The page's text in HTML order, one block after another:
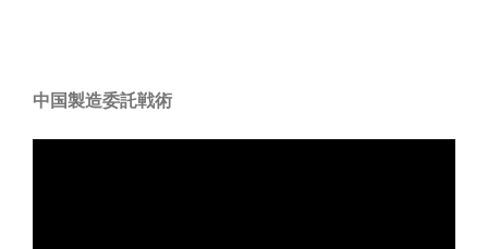
中国製造委託戦術